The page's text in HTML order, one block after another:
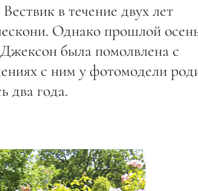
в течение двух лет
Однако прошлой
была помолвлена с
с ним у фотомодели
два года.